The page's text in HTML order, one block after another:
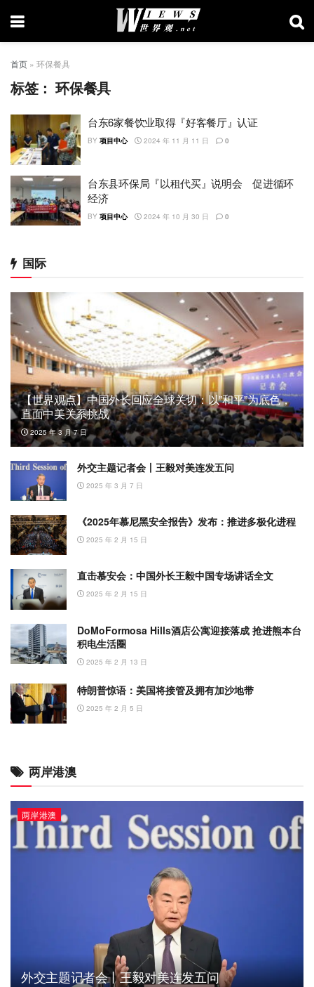
首页 » 环保餐具
标签：环保餐具
台东6家餐饮业取得『好客餐厅』认证
BY 项目中心 2024 年 11 月 11 日 0
台东县环保局『以租代买』说明会 促进循环
经济
BY 项目中心 2024 年 10 月 30 日 0
国际
【世界观点】中国外长回应全球关切：以”和平”为底色，
直面中美关系挑战
2025 年 3 月 7 日
外交主题记者会丨王毅对美连发五问
2025 年 3 月 7 日
《2025年慕尼黑安全报告》发布：推进多极化进程
2025 年 2 月 15 日
直击慕安会：中国外长王毅中国专场讲话全文
2025 年 2 月 15 日
DoMoFormosa Hills酒店公寓迎接落成 抢进熊本台
积电生活圈
2025 年 2 月 13 日
特朗普惊语：美国将接管及拥有加沙地带
2025 年 2 月 5 日
两岸港澳
两岸港澳
外交主题记者会丨王毅对美连发五问